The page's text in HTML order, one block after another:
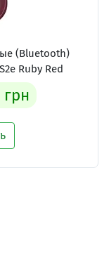
(Bluetooth)
Ruby Red
грн